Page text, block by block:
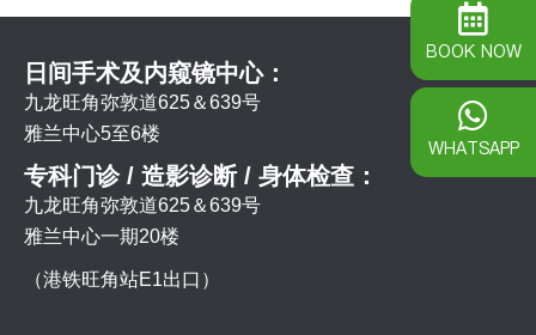
日间手术及内窥镜中心：
九龙旺角弥敦道625＆639号
雅兰中心5至6楼
专科门诊 / 造影诊断 / 身体检查：
九龙旺角弥敦道625＆639号
雅兰中心一期20楼
（港铁旺角站E1出口）
BOOK NOW
WHATSAPP